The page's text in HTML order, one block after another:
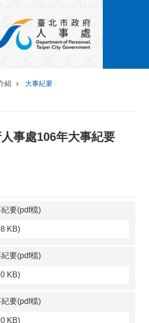
紹 大事紀要
事處106年大事紀要
要(pdf檔)
KB)
要(pdf檔)
KB)
要(pdf檔)
KB)